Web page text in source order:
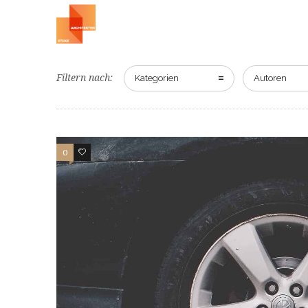
Filtern nach: Kategorien Autoren
0 27